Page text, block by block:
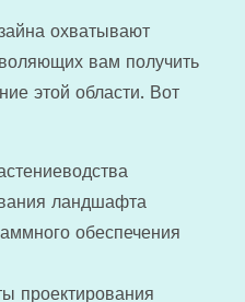
охватывают
вам получить
этой области. Вот
ландшафта
обеспечения
проектирования